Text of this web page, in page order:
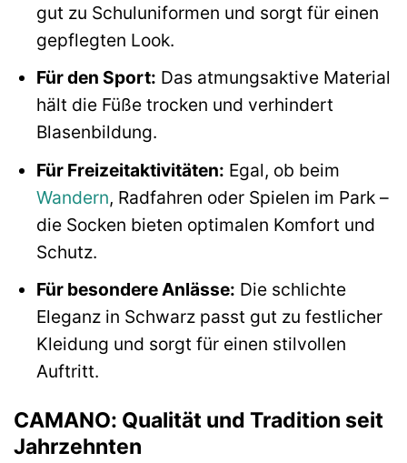
gut zu Schuluniformen und sorgt für einen
gepflegten Look.
Für den Sport: Das atmungsaktive Material
hält die Füße trocken und verhindert
Blasenbildung.
Für Freizeitaktivitäten: Egal, ob beim
Wandern, Radfahren oder Spielen im Park –
die Socken bieten optimalen Komfort und
Schutz.
Für besondere Anlässe: Die schlichte
Eleganz in Schwarz passt gut zu festlicher
Kleidung und sorgt für einen stilvollen
Auftritt.
CAMANO: Qualität und Tradition seit
Jahrzehnten